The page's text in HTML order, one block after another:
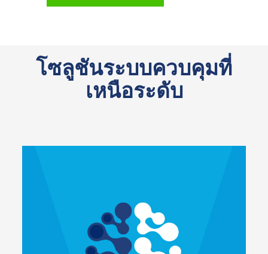
โซลูชันระบบควบคุมที่
เหนือระดับ